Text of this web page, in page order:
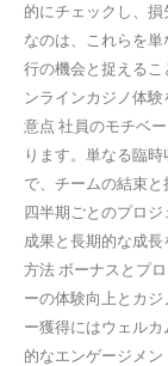
的にチェックし、
なのは、これらを
行の機会と捉える
ンラインカジノ体
意点 社員のモチベ
ります。単なる臨
で、チームの結束と
四半期ごとのプロ
成果と長期的な成
方法 ボーナスとプ
ーの体験向上とカ
ー獲得にはウェル
的なエンゲージメ